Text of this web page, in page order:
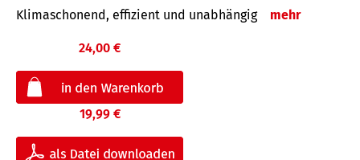
Klimaschonend, effizient und unabhängig mehr
24,00 €
19,99 €